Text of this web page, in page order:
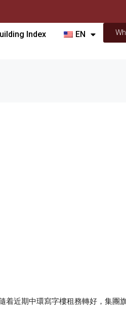
Index EN
着近期中環寫字樓租務轉好，集團